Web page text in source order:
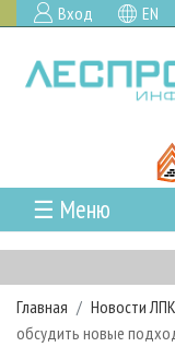
Вход EN
☰ Меню
ГЛАВНАЯ
РУБРИКИ И ТЕМЫ
РУБРИКИ ЖУРНАЛА
НОВОСТИ
Главная Новости ЛПК
обсудить новые